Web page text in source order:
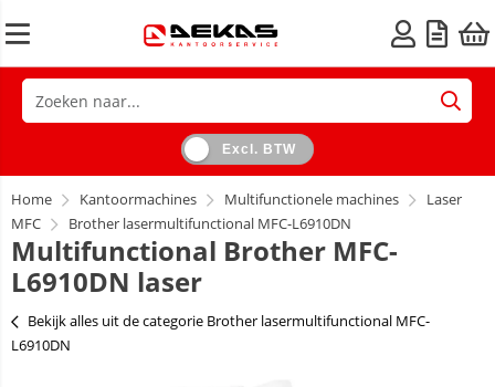
Excl. BTW
Home Kantoormachines Multifunctionele machines
Laser
MFC
Brother lasermultifunctional MFC-L6910DN
Multifunctional Brother MFC-
L6910DN laser
Bekijk alles uit de categorie Brother lasermultifunctional MFC-
L6910DN